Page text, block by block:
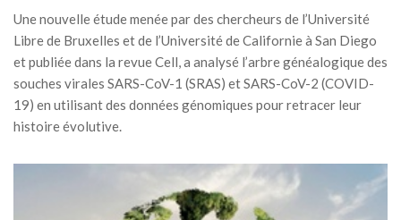
Une nouvelle étude menée par des chercheurs de l’Université
Libre de Bruxelles et de l’Université de Californie à San Diego
et publiée dans la revue Cell, a analysé l’arbre généalogique des
souches virales SARS-CoV-1 (SRAS) et SARS-CoV-2 (COVID-
19) en utilisant des données génomiques pour retracer leur
histoire évolutive.